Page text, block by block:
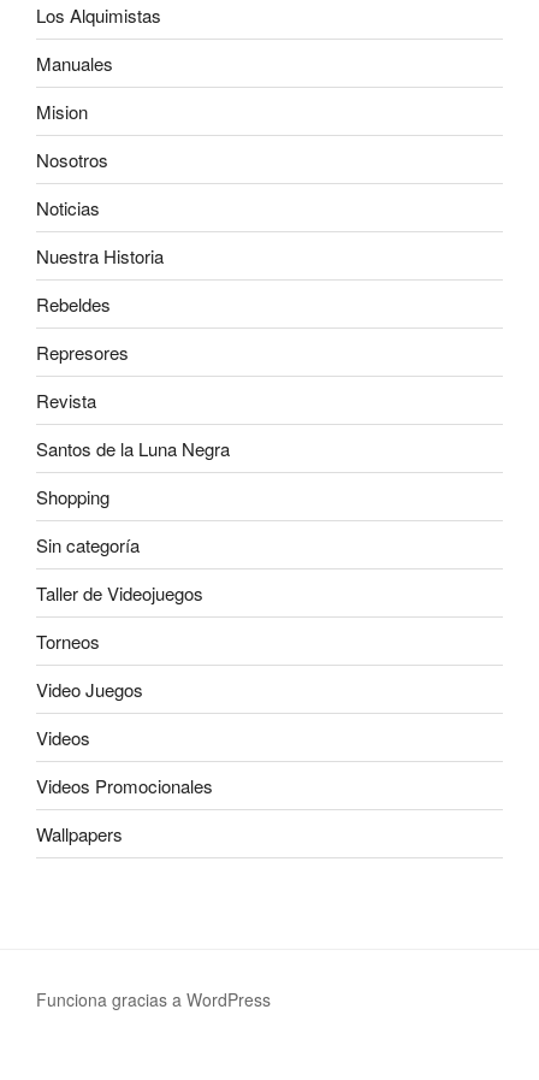
Los Alquimistas
Manuales
Mision
Nosotros
Noticias
Nuestra Historia
Rebeldes
Represores
Revista
Santos de la Luna Negra
Shopping
Sin categoría
Taller de Videojuegos
Torneos
Video Juegos
Videos
Videos Promocionales
Wallpapers
Funciona gracias a WordPress